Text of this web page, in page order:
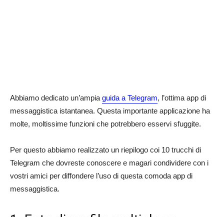
Abbiamo dedicato un’ampia guida a Telegram, l’ottima app di
messaggistica istantanea. Questa importante applicazione ha
molte, moltissime funzioni che potrebbero esservi sfuggite.
Per questo abbiamo realizzato un riepilogo coi 10 trucchi di
Telegram che dovreste conoscere e magari condividere con i
vostri amici per diffondere l’uso di questa comoda app di
messaggistica.